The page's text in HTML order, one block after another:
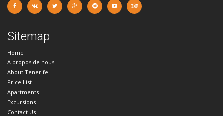
Sitemap
Home
A propos de nous
About Tenerife
Price List
Apartments
Excursions
Contact Us